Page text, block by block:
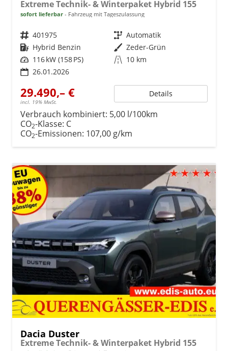
Extreme Technik- & Winterpaket Hybrid 155
sofort lieferbar Fahrzeug mit Tageszulassung
Fahrzeugnr. 401975 Getriebe Automatik
Kraftstoff Hybrid Benzin Außenfarbe Zeder-Grün
Leistung 116 kW (158 PS) Kilometerstand 10 km
26.01.2026
29.490,– €
incl. 19% MwSt.
Details
Verbrauch kombiniert: 5,00 l/100km
CO2-Klasse: C
CO2-Emissionen: 107,00 g/km
Dacia Duster
Extreme Technik- & Winterpaket Hybrid 155